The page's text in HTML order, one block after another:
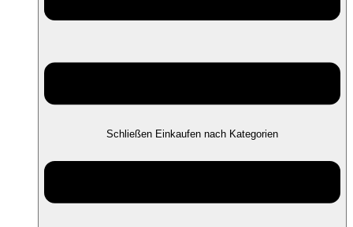
Schließen Einkaufen nach Kategorien